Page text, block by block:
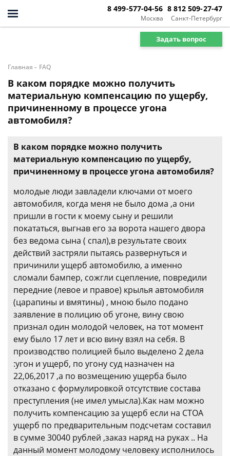
Москва
8 499-577-04-56
Санкт-Петербург
8 812 509-27-47
Задать вопрос
Главная - FAQ
В каком порядке можно получить
материальную компенсацию по ущербу,
причиненному в процессе угона
автомобиля?
В каком порядке можно получить
материальную компенсацию по ущербу,
причиненному в процессе угона автомобиля?
молодые люди завладели ключами от моего
автомобиля, когда меня не было дома ,а они
пришли в гости к моему сыну и решили
покататься, выгнав его за ворота нашего двора
без ведома сына ( спал),в результате своих
действий застряли пытаясь развернуться и
причинили ущерб автомобилю, а именно
сломали бампер, сожгли сцепление, повредили
передние (левое и правое) крылья автомобиля
(царапины и вмятины) , мною было подано
заявление в полицию об угоне, вину свою
признал один молодой человек, на тот момент
ему было 17 лет и всю вину взял на себя. В
производство полицией было выделено 2 дела
:угон и ущерб, по угону суд назначен на
22,06,2017 ,а по возмещению ущерба было
отказано с формулировкой отсутствие состава
преступления (не имел умысла).Как нам можно
получить компенсацию за ущерб если на СТОА
ущерб по предварительным подсчетам составил
в сумме 30040 рублей ,заказ наряд на руках .. На
данный момент молодому человеку исполнилось